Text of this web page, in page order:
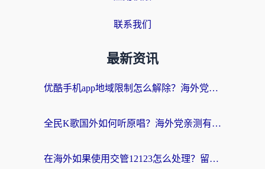
联系我们
最新资讯
优酷手机app地域限制怎么解除？海外党亲测有效的追剧方案
全民K歌国外如何听原唱？海外党亲测有效的回国加速器选择指南
在海外如果使用交管12123怎么处理？留学生亲测有效的回国加速方案